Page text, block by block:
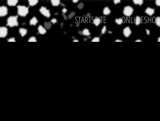
STARTSEITE ONLINESHOP